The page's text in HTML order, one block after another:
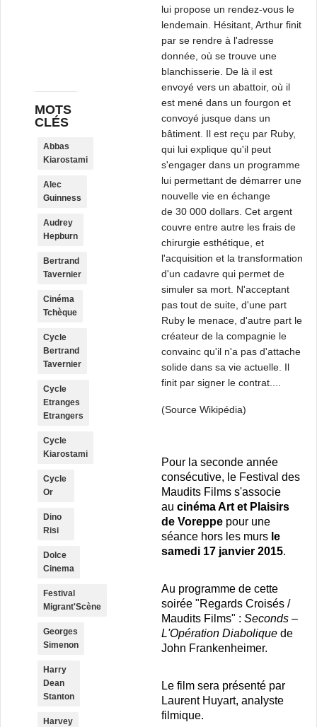
lui propose un rendez-vous le
lendemain. Hésitant, Arthur finit
par se rendre à l'adresse
donnée, où se trouve une
blanchisserie. De là il est
envoyé vers un abattoir, où il
est mené dans un fourgon et
convoyé jusque dans un
bâtiment. Il est reçu par Ruby,
qui lui explique qu'il peut
s'engager dans un programme
lui permettant de démarrer une
nouvelle vie en échange
de30 000 dollars . Cet argent
couvre entre autre les frais de
chirurgie esthétique, et
l'acquisition et la transformation
d'un cadavre qui permet de
simuler sa mort. N'acceptant
pas tout de suite, d'une part
Ruby le menace, d'autre part le
créateur de la compagnie le
convainc qu'il n'a pas d'attache
solide dans sa vie actuelle. Il
finit par signer le contrat....
(Source Wikipédia)
Pour la seconde année
consécutive, le Festival des
Maudits Films s'associe
aucinéma Art et Plaisirs
de Voreppe pour une
séance hors les murs le
samedi 17 janvier 2015.
Au programme de cette
soirée "Regards Croisés /
Maudits Films" :Seconds –
L'Opération Diabolique de
John Frankenheimer.
Le film sera présenté par
Laurent Huyart, analyste
filmique.
MOTS
CLÉS
Abbas
Kiarostami
Alec
Guinness
Audrey
Hepburn
Bertrand
Tavernier
Cinéma
Tchèque
Cycle
Bertrand
Tavernier
Cycle
Etranges
Etrangers
Cycle
Kiarostami
Cycle
Or
Dino
Risi
Dolce
Cinema
Festival
Migrant'Scène
Georges
Simenon
Harry
Dean
Stanton
Harvey